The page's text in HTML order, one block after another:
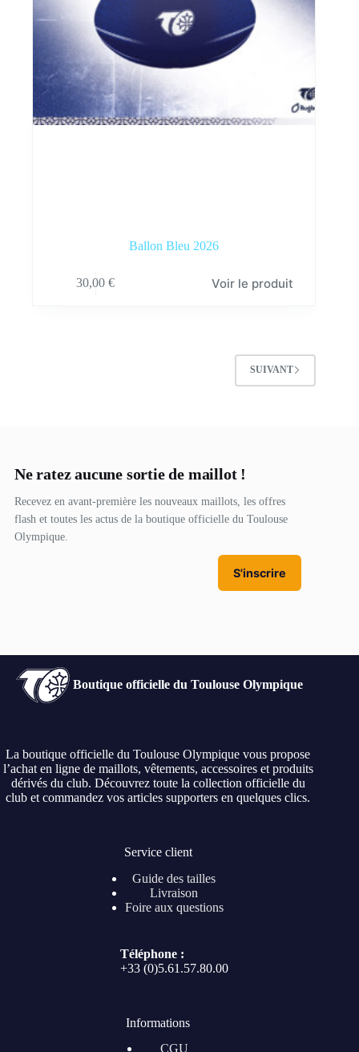
Ballon Bleu 2026
30,00€ Voir le produit
SUIVANT
Ne ratez aucune sortie de maillot !
Recevez en avant-première les nouveaux maillots, les offres
flash et toutes les actus de la boutique officielle du Toulouse
Olympique.
S'inscrire
Boutique officielle du Toulouse Olympique
La boutique officielle du Toulouse Olympique vous propose
l’achat en ligne de maillots, vêtements, accessoires et produits
dérivés du club. Découvrez toute la collection officielle du
club et commandez vos articles supporters en quelques clics.
Service client
Guide des tailles
Livraison
Foire aux questions
Téléphone :
+33 (0)5.61.57.80.00
Informations
CGU